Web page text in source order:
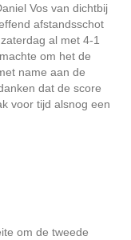
Vos van dichtbij
afstandsschot
al met 4-1
om het de
name aan de
dat de score
voor tijd alsnog een
om de tweede